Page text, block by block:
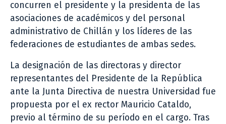
concurren el presidente y la presidenta de las
asociaciones de académicos y del personal
administrativo de Chillán y los líderes de las
federaciones de estudiantes de ambas sedes.
La designación de las directoras y director
representantes del Presidente de la República
ante la Junta Directiva de nuestra Universidad fue
propuesta por el ex rector Mauricio Cataldo,
previo al término de su período en el cargo. Tras